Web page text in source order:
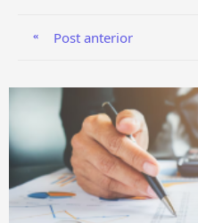
Post anterior